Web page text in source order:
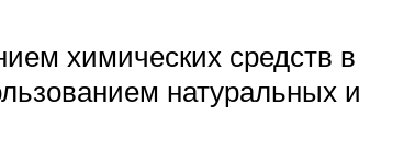
химических средств в
натуральных и